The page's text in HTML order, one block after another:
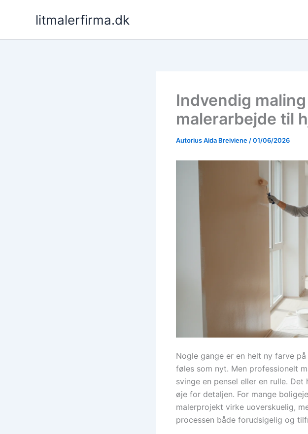
litmalerfirma.dk
Indvendig
malerarbejde til
AutoriusAida Breiviene /01/06/2026
Nogle gange er en helt ny farve
føles som nyt. Men professionelt
svinge en pensel eller en rulle.
øje for detaljen. For mange
malerprojekt virke uoverskuelig,
processen både forudsigelig og